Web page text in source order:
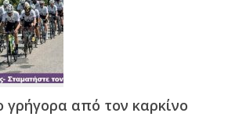
γρήγορα από τον καρκίνο